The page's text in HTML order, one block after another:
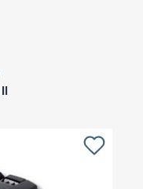
Il